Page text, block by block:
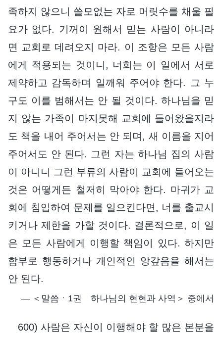
족하지 않으니 쓸모없는 자로 머릿수를 채울 필
요가 없다. 기꺼이 원해서 믿는 사람이 아니라
면 교회로 데려오지 마라. 이 조항은 모든 사람
에게 적용되는 것이니, 너희는 이 일에서 서로
제약하고 감독하며 일깨워 주어야 한다. 그 누
구도 이를 범해서는 안 될 것이다. 하나님을 믿
지 않는 가족이 마지못해 교회에 들어왔을지라
도 책을 내어 주어서는 안 되며, 새 이름을 지어
주어서도 안 된다. 그런 자는 하나님 집의 사람
이 아니니 그런 부류의 사람이 교회에 들어오는
것은 어떻게든 철저히 막아야 한다. 마귀가 교
회에 침입하여 문제를 일으킨다면, 너를 출교시
키거나 제한을 가할 것이다. 결론적으로, 이 일
은 모든 사람에게 이행할 책임이 있다. 하지만
함부로 행동하거나 개인적인 앙갚음을 해서는
안 된다.
― ＜말씀ㆍ1권 하나님의 현현과 사역＞ 중에서
600) 사람은 자신이 이행해야 할 많은 본분을